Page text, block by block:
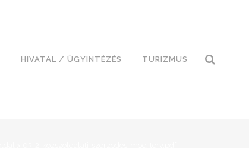
HIVATAL / ÜGYINTÉZÉS TURIZMUS